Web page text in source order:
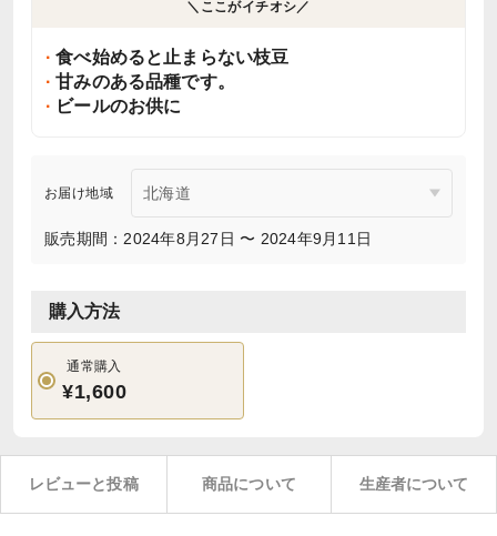
＼ここがイチオシ／
食べ始めると止まらない枝豆
甘みのある品種です。
ビールのお供に
お届け地域
販売期間：2024年8月27日 〜 2024年9月11日
購入方法
通常購入
¥1,600
レビューと投稿 商品について 生産者について